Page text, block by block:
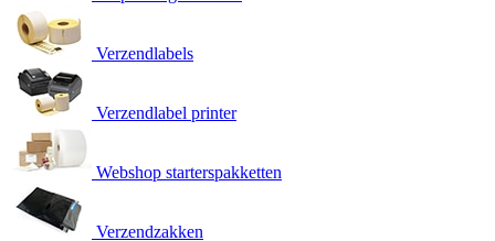
Verzendlabels
Verzendlabel printer
Webshop starterspakketten
Verzendzakken